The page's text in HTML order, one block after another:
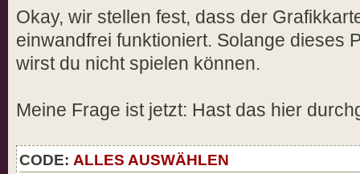
Okay, wir stellen fest, dass der
einwandfrei funktioniert. Solange dieses
wirst du nicht spielen können.
Meine Frage ist jetzt: Hast das hier
CODE: ALLES AUSWÄHLEN